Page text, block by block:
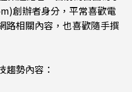
創辦者身分，平常喜歡電
路相關內容，也喜歡隨手撰
趨勢內容：